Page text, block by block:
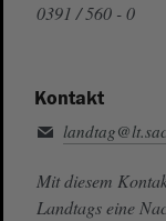
0391 / 560 - 0
Kontakt
Mit diesem
Landtags eine